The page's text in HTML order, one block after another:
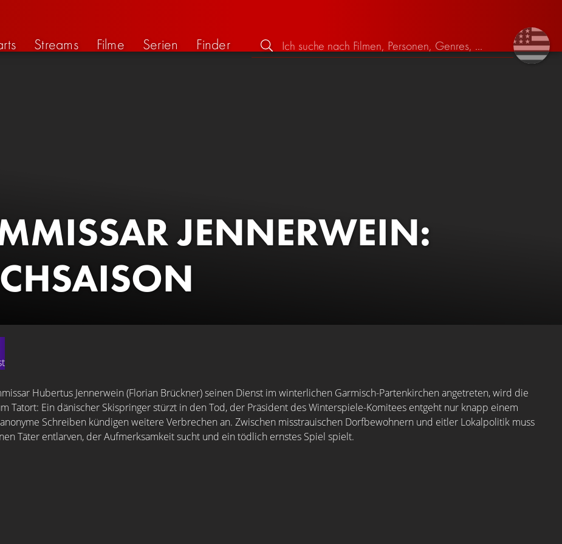
Streams Filme Serien Finder
JENNERWEIN:
Hubertus Jennerwein (Florian Brückner) seinen Dienst im winterlichen Garmisch-Partenkirchen angetreten, wird die
Tatort: Ein dänischer Skispringer stürzt in den Tod, der Präsident des Winterspiele-Komitees entgeht nur knapp einem
Schreiben kündigen weitere Verbrechen an. Zwischen misstrauischen Dorfbewohnern und eitler Lokalpolitik muss
Täter entlarven, der Aufmerksamkeit sucht und ein tödlich ernstes Spiel spielt.